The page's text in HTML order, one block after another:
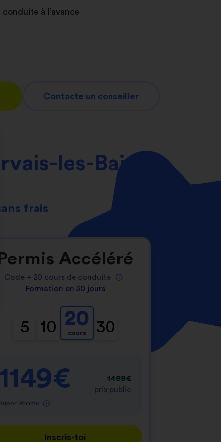
vos Options
vos paramètres de confidentialité, en
à l’avance
Contacte un conseiller
les-Bains
frais
Permis Accéléré
Code + 20 cours de conduite
Formation en 30 jours
5 10 20
cours 30
1149€
Super Promo
1499€
prix public
Inscris-toi